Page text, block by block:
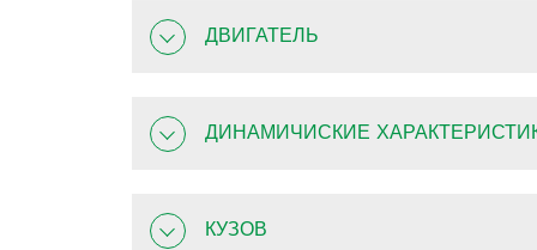
ДВИГАТЕЛЬ
ДИНАМИЧИСКИЕ
КУЗОВ